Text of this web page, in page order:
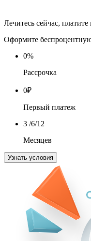
Лечитесь сейчас,
Оформите
0%
Рассрочка
0₽
Первый платеж
3 /6/12
Месяцев
Узнать условия